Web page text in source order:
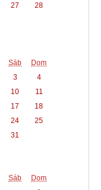
27
28
Sáb
Dom
3
4
10
11
17
18
24
25
31
Sáb
Dom